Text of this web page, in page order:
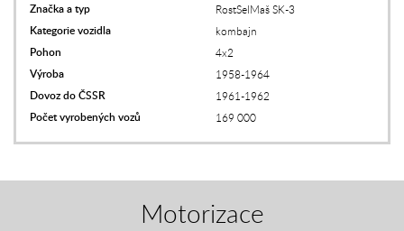
Značka a typ RostSelMaš SK-3
Kategorie vozidla kombajn
Pohon 4x2
Výroba 1958-1964
Dovoz do ČSSR 1961-1962
Počet vyrobených vozů 169 000
Motorizace